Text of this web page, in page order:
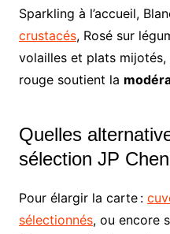
Sparkling à l’accueil,
crustacés, Rosé sur
volailles et plats
rouge soutient la
Quelles
sélection JP
Pour élargir la carte :
sélectionnés, ou encore